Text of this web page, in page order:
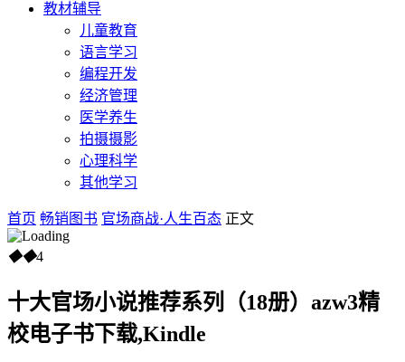
教材辅导
儿童教育
语言学习
编程开发
经济管理
医学养生
拍摄摄影
心理科学
其他学习
首页 畅销图书 官场商战·人生百态 正文
◆◆4
十大官场小说推荐系列（18册）azw3精
校电子书下载,Kindle